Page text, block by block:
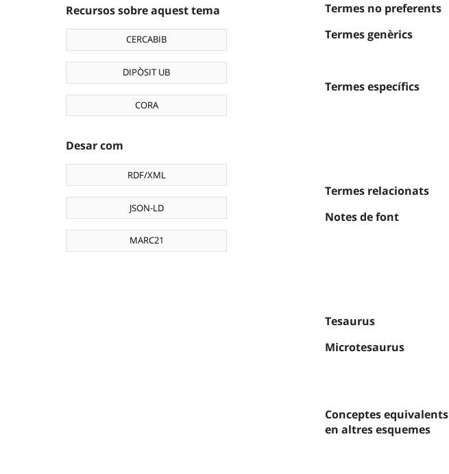
Recursos sobre aquest tema
CERCABIB
DIPÒSIT UB
CORA
Desar com
RDF/XML
JSON-LD
MARC21
Termes no preferents
Termes genèrics
Termes específics
Termes relacionats
Notes de font
Tesaurus
Microtesaurus
Conceptes equivalents
en altres esquemes